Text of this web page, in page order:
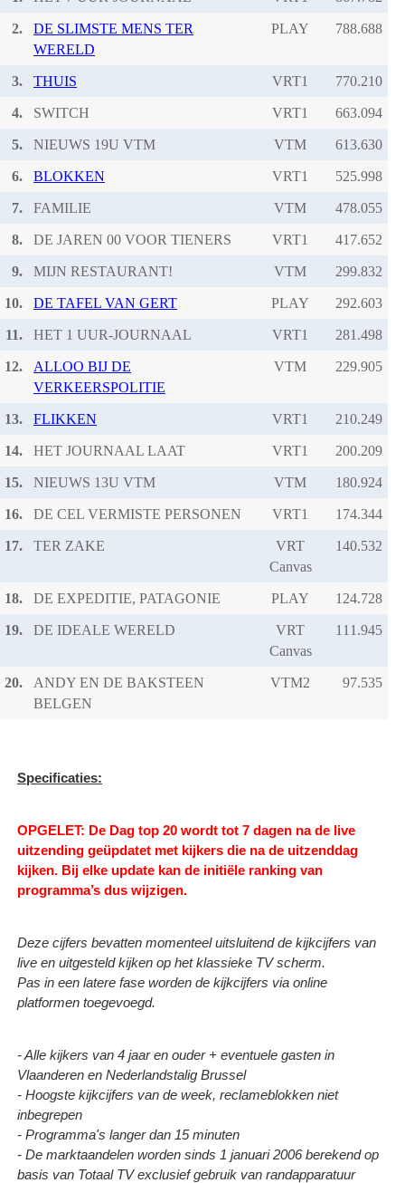
2.
DE SLIMSTE MENS TER
WERELD
PLAY
3. THUIS VRT1
4. SWITCH VRT1
5. NIEUWS 19U VTM VTM
6. BLOKKEN VRT1
7. FAMILIE VTM
8. DE JAREN 00 VOOR TIENERS VRT1
9. MIJN RESTAURANT! VTM
10. DE TAFEL VAN GERT PLAY
11. HET 1 UUR-JOURNAAL VRT1
12.
ALLOO BIJ DE
VERKEERSPOLITIE
VTM
13. FLIKKEN VRT1
14. HET JOURNAAL LAAT VRT1
15. NIEUWS 13U VTM VTM
16. DE CEL VERMISTE PERSONEN VRT1
17. TER ZAKE
VRT
Canvas
18. DE EXPEDITIE, PATAGONIE PLAY
19. DE IDEALE WERELD
VRT
Canvas
20.
ANDY EN DE BAKSTEEN
BELGEN
VTM2
Specificaties:
OPGELET: De Dag top 20 wordt tot 7 dagen na de live
uitzending geüpdatet met kijkers die na de uitzenddag
kijken. Bij elke update kan de initiële ranking van
programma’s dus wijzigen.
Deze cijfers bevatten momenteel uitsluitend de kijkcijfers van
live en uitgesteld kijken op het klassieke TV scherm.
Pas in een latere fase worden de kijkcijfers via online
platformen toegevoegd.
- Alle kijkers van 4 jaar en ouder + eventuele gasten in
Vlaanderen en Nederlandstalig Brussel
- Hoogste kijkcijfers van de week, reclameblokken niet
inbegrepen
- Programma's langer dan 15 minuten
- De marktaandelen worden sinds 1 januari 2006 berekend op
basis van Totaal TV exclusief gebruik van randapparatuur